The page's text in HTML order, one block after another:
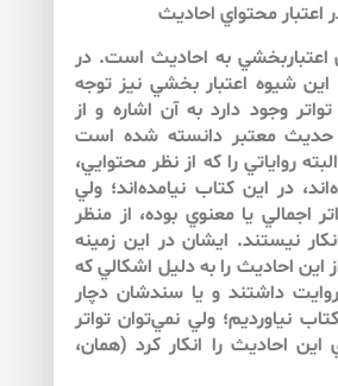
اعتباربخشي به احاديث است. در
شيوه اعتبار بخشي نيز توجه
وجود دارد به آن اشاره و از
معتبر دانسته شده است
ج‏۲، ص۴۰۶). البته رواياتي را كه از نظر محتوايي،
در اين كتاب نيامده‌اند؛ ولي
اجمالي يا معنوي بوده، از منظر
نيستند. ايشان در اين زمينه
اين احاديث را به دليل اشكالي كه
داشتند و يا سندشان دچار
نياورديم؛ ولي نمي‌‌توان تواتر
اين احاديث را انكار كرد (همان،